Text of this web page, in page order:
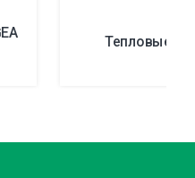
Тепловые